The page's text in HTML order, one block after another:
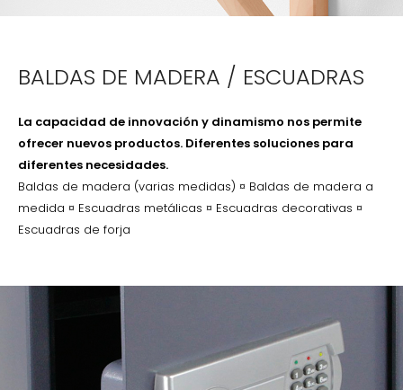
BALDAS DE MADERA / ESCUADRAS
La capacidad de innovación y dinamismo nos permite
ofrecer nuevos productos. Diferentes soluciones para
diferentes necesidades.
Baldas de madera (varias medidas) ¤ Baldas de madera a
medida ¤ Escuadras metálicas ¤ Escuadras decorativas ¤
Escuadras de forja